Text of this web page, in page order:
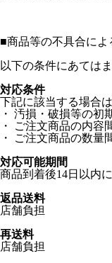
■商品等の不具合によ
以下の条件にあては
対応条件
下記に該当する場合
・ 汚損・破損等の初
・ ご注文商品の内容
・ ご注文商品の数量
対応可能期間
商品到着後14日以内
返品送料
店舗負担
再送料
店舗負担